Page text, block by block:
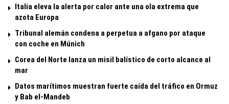
Italia eleva la alerta por calor ante una ola extrema que
azota Europa
Tribunal alemán condena a perpetua a afgano por ataque
con coche en Múnich
Corea del Norte lanza un misil balístico de corto alcance al
mar
Datos marítimos muestran fuerte caída del tráfico en Ormuz
y Bab el-Mandeb